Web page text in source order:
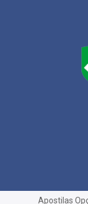
Apostilas